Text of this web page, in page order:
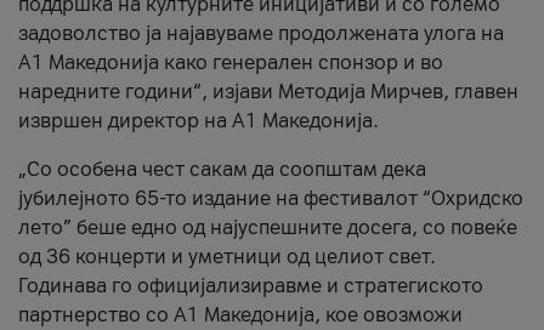
задоволство ја најавуваме продолжената улога на
A1 Македонија како генерален спонзор и во
наредните години“, изјави Методија Мирчев, главен
извршен директор на A1 Македонија.
„Со особена чест сакам да соопштам дека
јубилејното 65-то издание на фестивалот “Охридско
лето” беше едно од најуспешните досега, со повеќе
од 36 концерти и уметници од целиот свет.
Годинава го официјализиравме и стратегиското
партнерство со А1 Македонија, кое овозможи